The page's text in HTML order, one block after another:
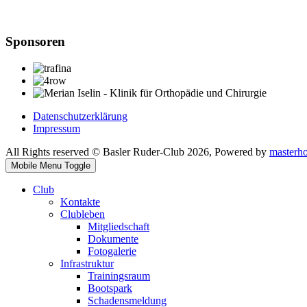
Sponsoren
Datenschutzerklärung
Impressum
All Rights reserved © Basler Ruder-Club 2026, Powered by
Mobile Menu Toggle
Club
Kontakte
Clubleben
Mitgliedschaft
Dokumente
Fotogalerie
Infrastruktur
Trainingsraum
Bootspark
Schadensmeldung